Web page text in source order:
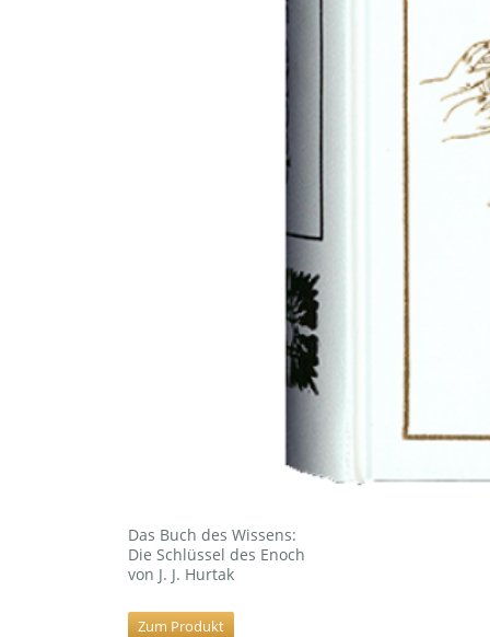
Das Buch des Wissens:
Die Schlüssel des Enoch
von J. J. Hurtak
Zum Produkt